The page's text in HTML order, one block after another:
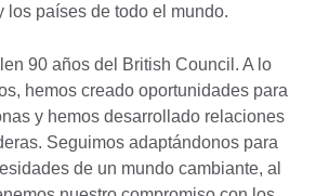
los países de todo el mundo.
90 años del British Council. A lo
hemos creado oportunidades para
y hemos desarrollado relaciones
Seguimos adaptándonos para
de un mundo cambiante, al